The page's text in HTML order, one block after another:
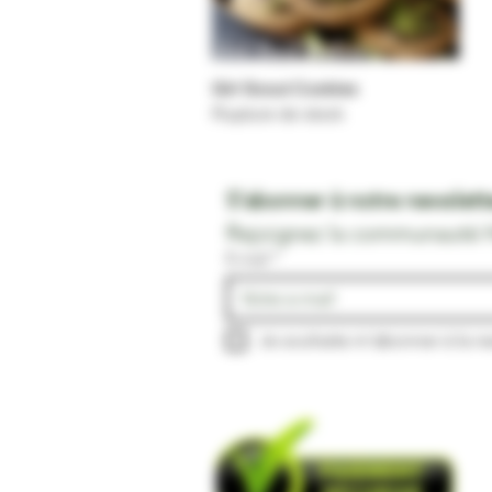
Aperçu rapide
Girl Scout Cookies
S'abonner à notre
Rejoignez la communauté